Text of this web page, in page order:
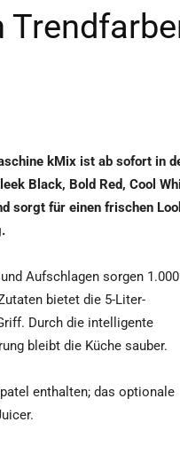
kMix ist ab sofort in
Black, Bold Red, Cool
sorgt für einen frischen
Aufschlagen sorgen
bietet die 5-Liter-
Durch die intelligente
bleibt die Küche sauber.
enthalten; das optionale